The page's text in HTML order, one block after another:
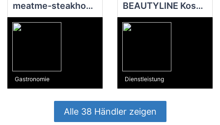
meatme-steakhouse
Gastronomie
BEAUTYLINE Kosmetikinstitut
Dienstleistung
Alle 38 Händler zeigen